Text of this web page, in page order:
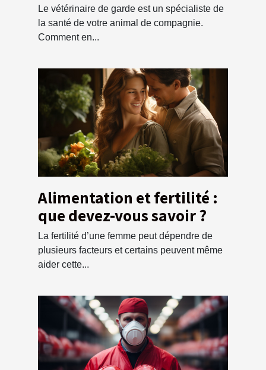
Le vétérinaire de garde est un spécialiste de
la santé de votre animal de compagnie.
Comment en...
Alimentation et fertilité :
que devez-vous savoir ?
La fertilité d’une femme peut dépendre de
plusieurs facteurs et certains peuvent même
aider cette...